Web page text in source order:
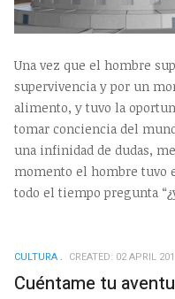
Una vez que el hombre
supervivencia y por un
alimento, y tuvo la
tomar conciencia del
una infinidad de dudas,
momento el hombre tuvo
todo el tiempo pregunta
CULTURA CREATED: 02 APRIL
Cuéntame tu